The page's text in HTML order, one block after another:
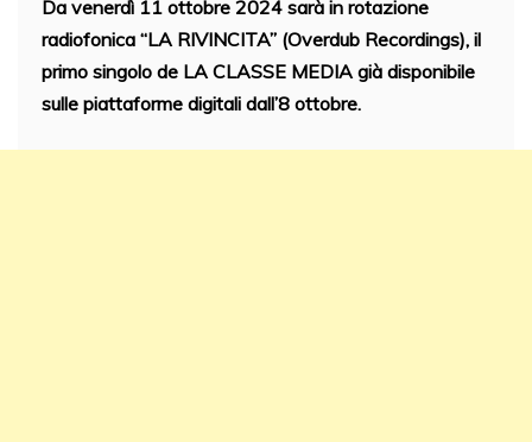
Da venerdì 11 ottobre 2024 sarà in rotazione
radiofonica “LA RIVINCITA” (Overdub Recordings), il
primo singolo de LA CLASSE MEDIA già disponibile
sulle piattaforme digitali dall’8 ottobre.